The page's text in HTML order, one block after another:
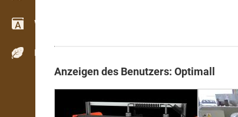
Wörterbuch
Holzarten
Anzeigen des Benutzers: Optimall